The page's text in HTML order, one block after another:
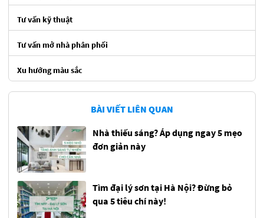
Tư vấn kỹ thuật
Tư vấn mở nhà phân phối
Xu hướng màu sắc
BÀI VIẾT LIÊN QUAN
Nhà thiếu sáng? Áp dụng ngay 5 mẹo
đơn giản này
Tìm đại lý sơn tại Hà Nội? Đừng bỏ
qua 5 tiêu chí này!